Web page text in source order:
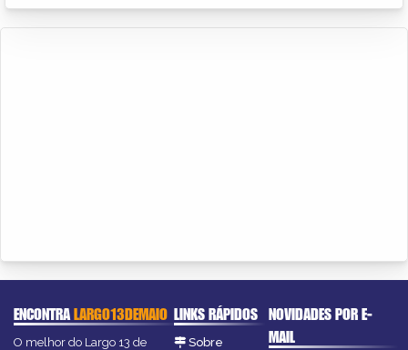
ENCONTRALARGO13DEMAIO
O melhor do Largo 13 de
LINKS RÁPIDOS
Sobre
NOVIDADES POR E-
MAIL